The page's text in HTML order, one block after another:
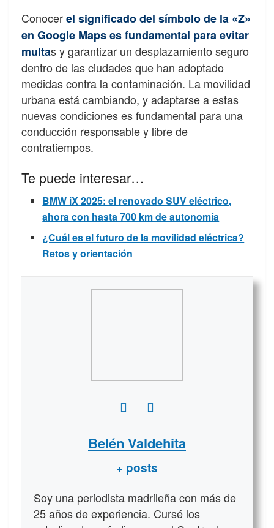
Conocerel significado del símbolo de la «Z»
en Google Maps es fundamental para evitar
multas y garantizar un desplazamiento seguro
dentro de las ciudades que han adoptado
medidas contra la contaminación. La movilidad
urbana está cambiando, y adaptarse a estas
nuevas condiciones es fundamental para una
conducción responsable y libre de
contratiempos.
Te puede interesar…
BMW iX 2025: el renovado SUV eléctrico,
ahora con hasta 700 km de autonomía
¿Cuál es el futuro de la movilidad eléctrica?
Retos y orientación
Belén Valdehita
+ posts
Soy una periodista madrileña con más de
25 años de experiencia. Cursé los